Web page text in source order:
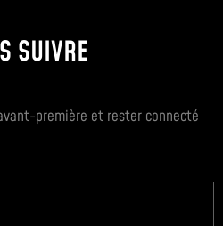
SUIVRE
première et rester connecté